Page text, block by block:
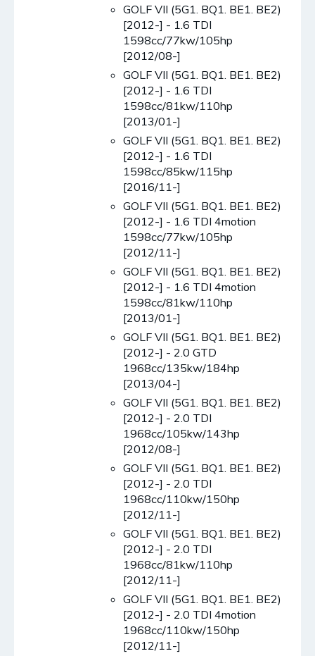
GOLF VII (5G1. BQ1. BE1. BE2)
[2012-] - 1.6 TDI
1598cc/77kw/105hp
[2012/08-]
GOLF VII (5G1. BQ1. BE1. BE2)
[2012-] - 1.6 TDI
1598cc/81kw/110hp
[2013/01-]
GOLF VII (5G1. BQ1. BE1. BE2)
[2012-] - 1.6 TDI
1598cc/85kw/115hp
[2016/11-]
GOLF VII (5G1. BQ1. BE1. BE2)
[2012-] - 1.6 TDI 4motion
1598cc/77kw/105hp
[2012/11-]
GOLF VII (5G1. BQ1. BE1. BE2)
[2012-] - 1.6 TDI 4motion
1598cc/81kw/110hp
[2013/01-]
GOLF VII (5G1. BQ1. BE1. BE2)
[2012-] - 2.0 GTD
1968cc/135kw/184hp
[2013/04-]
GOLF VII (5G1. BQ1. BE1. BE2)
[2012-] - 2.0 TDI
1968cc/105kw/143hp
[2012/08-]
GOLF VII (5G1. BQ1. BE1. BE2)
[2012-] - 2.0 TDI
1968cc/110kw/150hp
[2012/11-]
GOLF VII (5G1. BQ1. BE1. BE2)
[2012-] - 2.0 TDI
1968cc/81kw/110hp
[2012/11-]
GOLF VII (5G1. BQ1. BE1. BE2)
[2012-] - 2.0 TDI 4motion
1968cc/110kw/150hp
[2012/11-]